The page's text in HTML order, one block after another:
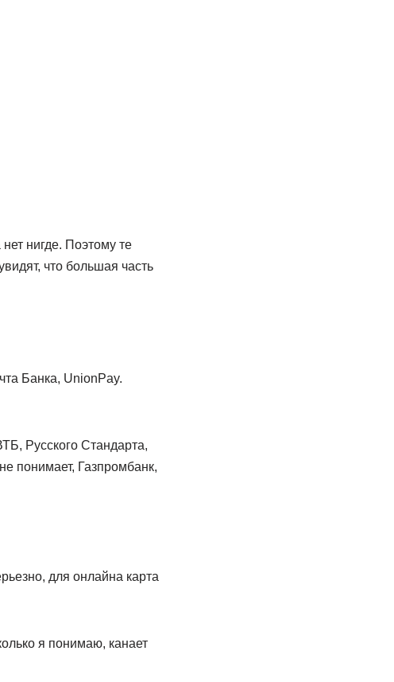
нигде. Поэтому те
что большая часть
Банка, UnionPay.
Русского Стандарта,
понимает, Газпромбанк,
для онлайна карта
я понимаю, канает